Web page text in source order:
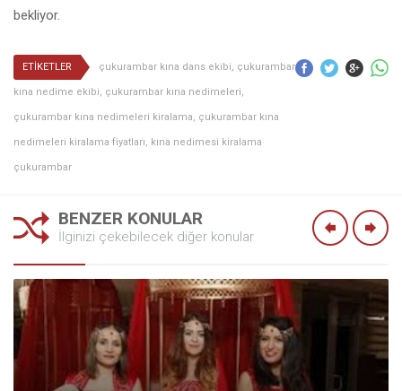
bekliyor.
ETİKETLER çukurambar kına dans ekibi, çukurambar
kına nedime ekibi, çukurambar kına nedimeleri,
çukurambar kına nedimeleri kiralama, çukurambar kına
nedimeleri kiralama fiyatları, kına nedimesi kiralama
çukurambar
BENZER KONULAR
İlginizi çekebilecek diğer konular